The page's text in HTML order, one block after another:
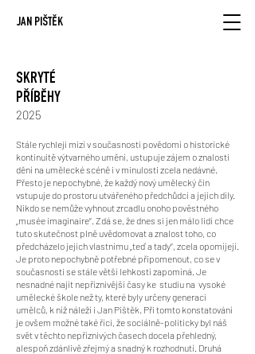
JAN PIŠTĚK
SKRYTÉ
PŘÍBĚHY
2025
​Stále rychleji mizí v současnosti povědomí o historické
kontinuitě výtvarného umění, ustupuje zájem o znalosti
dění na umělecké scéně i v minulosti zcela nedávné.
Přesto je nepochybné, že každý nový umělecký čin
vstupuje do prostoru utvářeného předchůdci a jejich díly.
Nikdo se nemůže vyhnout zrcadlu onoho pověstného
„musée imaginaire“. Zdá se, že dnes si jen málo lidí chce
tuto skutečnost plně uvědomovat a znalost toho, co
předcházelo jejich vlastnímu „teď a tady“, zcela opomíjejí.
Je proto nepochybně potřebné připomenout, co se v
současnosti se stále větší lehkostí zapomíná. Je
nesnadné najít nepříznivější časy ke studiu na vysoké
umělecké škole než ty, které byly určeny generaci
umělců, k níž náleží i Jan Pištěk. Při tomto konstatování
je ovšem možné také říci, že sociálně-politicky byl náš
svět v těchto nepříznivých časech docela přehledný,
alespoň zdánlivě zřejmý a snadný k rozhodnutí. Druhá